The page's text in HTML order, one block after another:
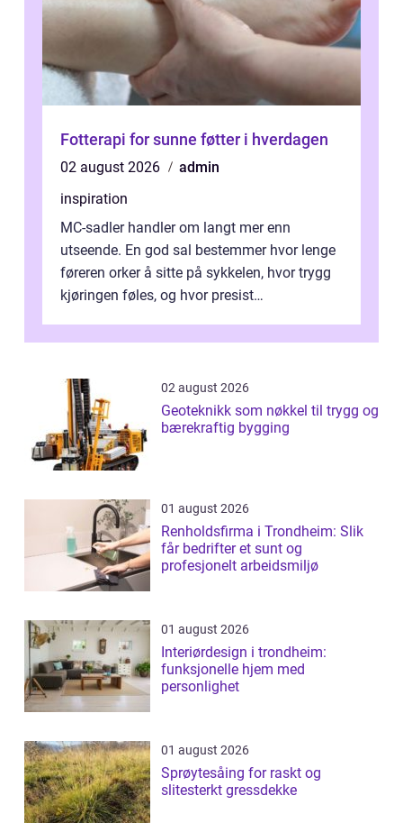
Fotterapi for sunne føtter i hverdagen
02 august 2026
admin
inspiration
MC-sadler handler om langt mer enn
utseende. En god sal bestemmer hvor lenge
føreren orker å sitte på sykkelen, hvor trygg
kjøringen føles, og hvor presist
02 august 2026
Geoteknikk som nøkkel til trygg og
bærekraftig bygging
01 august 2026
Renholdsfirma i Trondheim: Slik
får bedrifter et sunt og
profesjonelt arbeidsmiljø
01 august 2026
Interiørdesign i trondheim:
funksjonelle hjem med
personlighet
01 august 2026
Sprøytesåing for raskt og
slitesterkt gressdekke